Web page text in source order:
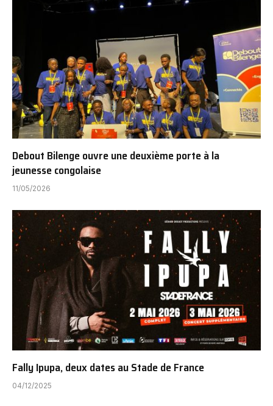
Debout Bilenge ouvre une deuxième porte à la
jeunesse congolaise
11/05/2026
Fally Ipupa, deux dates au Stade de France
04/12/2025